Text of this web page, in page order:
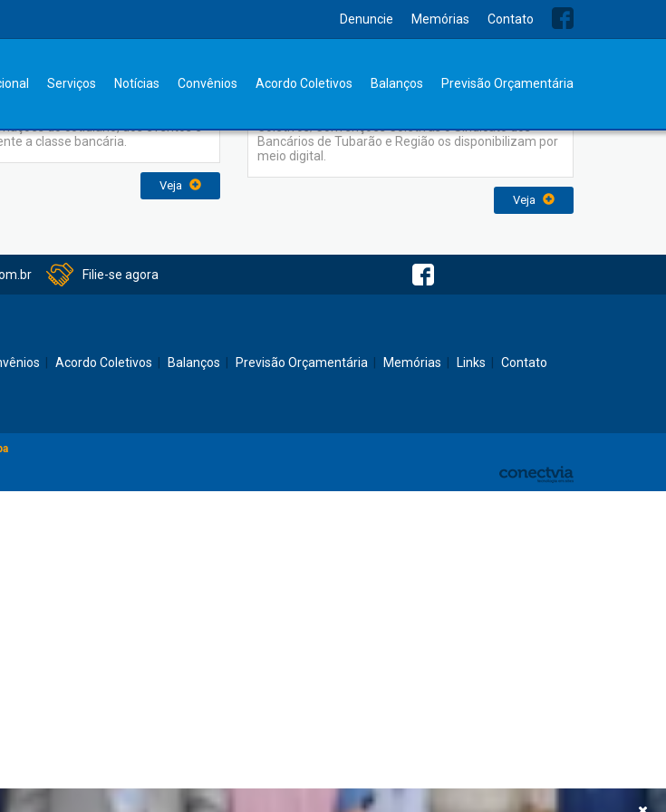
Denuncie Memórias Contato
Serviços Notícias Convênios Acordo Coletivos Balanços Previsão Orçamentária
do cotidiano, dos eventos e
a classe bancária.
Veja
Coletivos/Convenções Coletivas o Sindicato dos
Bancários de Tubarão e Região os disponibilizam por
meio digital.
Veja
Filie-se agora
Acordo Coletivos Balanços Previsão Orçamentária Memórias Links Contato